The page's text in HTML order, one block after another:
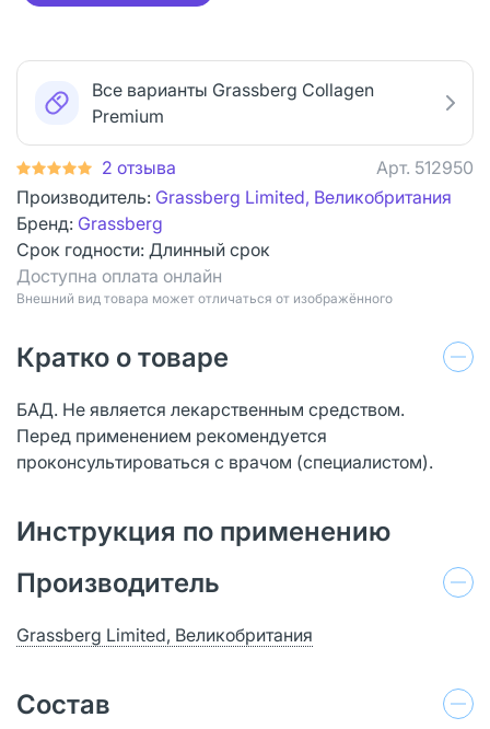
Все варианты Grassberg Collagen
Premium
2 отзыва Арт. 512950
Производитель: Grassberg Limited, Великобритания
Бренд: Grassberg
Срок годности: Длинный срок
Доступна оплата онлайн
Bнешний вид товара может отличаться от изображённого
Кратко о товаре
БАД. Не является лекарственным средством.
Перед применением рекомендуется
проконсультироваться с врачом (специалистом).
Инструкция по применению
Производитель
Grassberg Limited, Великобритания
Состав